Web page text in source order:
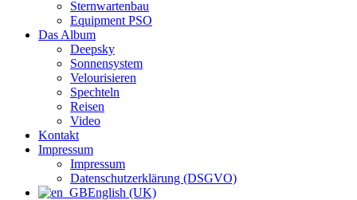
Sternwartenbau
Equipment PSO
Das Album
Deepsky
Sonnensystem
Velourisieren
Spechteln
Reisen
Video
Kontakt
Impressum
Impressum
Datenschutzerklärung (DSGVO)
English (UK)